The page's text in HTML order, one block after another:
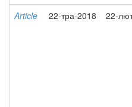
Article
22-тра-2018 22-